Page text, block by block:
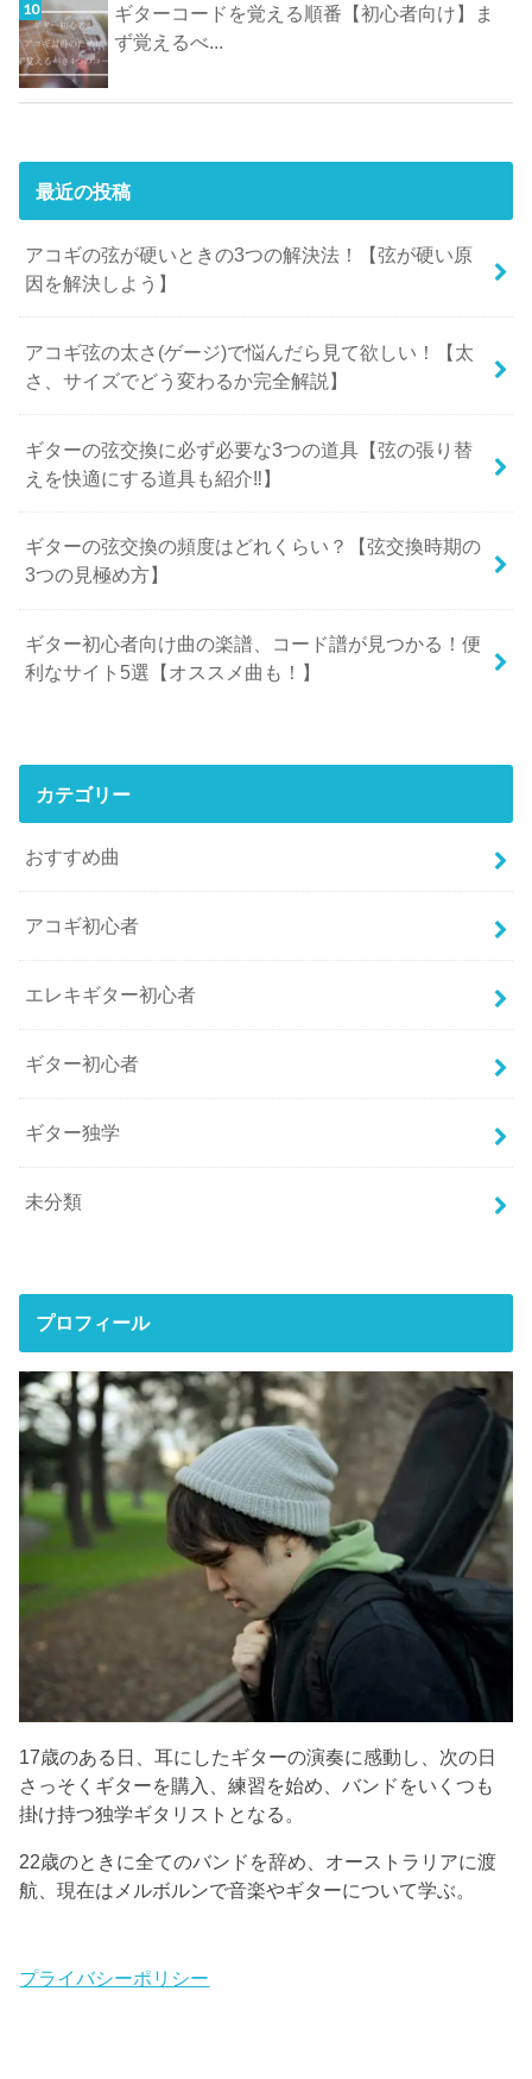
ギターコードを覚える順番【初心者向け】ま
ず覚えるべ...
最近の投稿
アコギの弦が硬いときの3つの解決法！【弦が硬い原
因を解決しよう】
アコギ弦の太さ(ゲージ)で悩んだら見て欲しい！【太
さ、サイズでどう変わるか完全解説】
ギターの弦交換に必ず必要な3つの道具【弦の張り替
えを快適にする道具も紹介‼︎】
ギターの弦交換の頻度はどれくらい？【弦交換時期の
3つの見極め方】
ギター初心者向け曲の楽譜、コード譜が見つかる！便
利なサイト5選【オススメ曲も！】
カテゴリー
おすすめ曲
アコギ初心者
エレキギター初心者
ギター初心者
ギター独学
未分類
プロフィール
17歳のある日、耳にしたギターの演奏に感動し、次の日
さっそくギターを購入、練習を始め、バンドをいくつも
掛け持つ独学ギタリストとなる。
22歳のときに全てのバンドを辞め、オーストラリアに渡
航、現在はメルボルンで音楽やギターについて学ぶ。
プライバシーポリシー